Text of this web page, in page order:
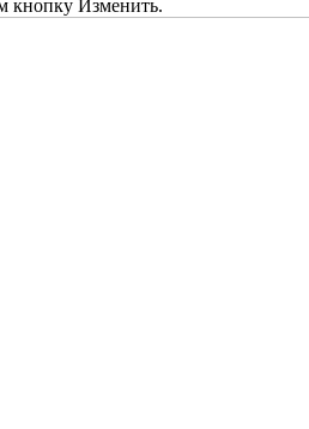
кнопку Изменить.